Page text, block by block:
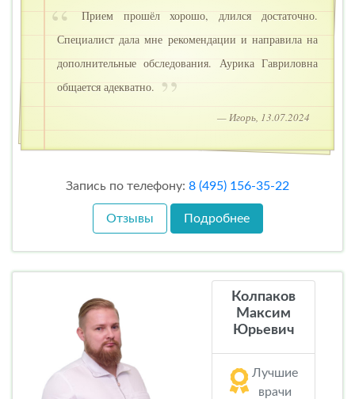
Прием прошёл хорошо, длился достаточно.
Специалист дала мне рекомендации и направила на
дополнительные обследования. Аурика Гавриловна
общается адекватно.
— Игорь, 13.07.2024
Запись по телефону: 8 (495) 156-35-22
Отзывы Подробнее
Колпаков
Максим
Юрьевич
Лучшие
врачи